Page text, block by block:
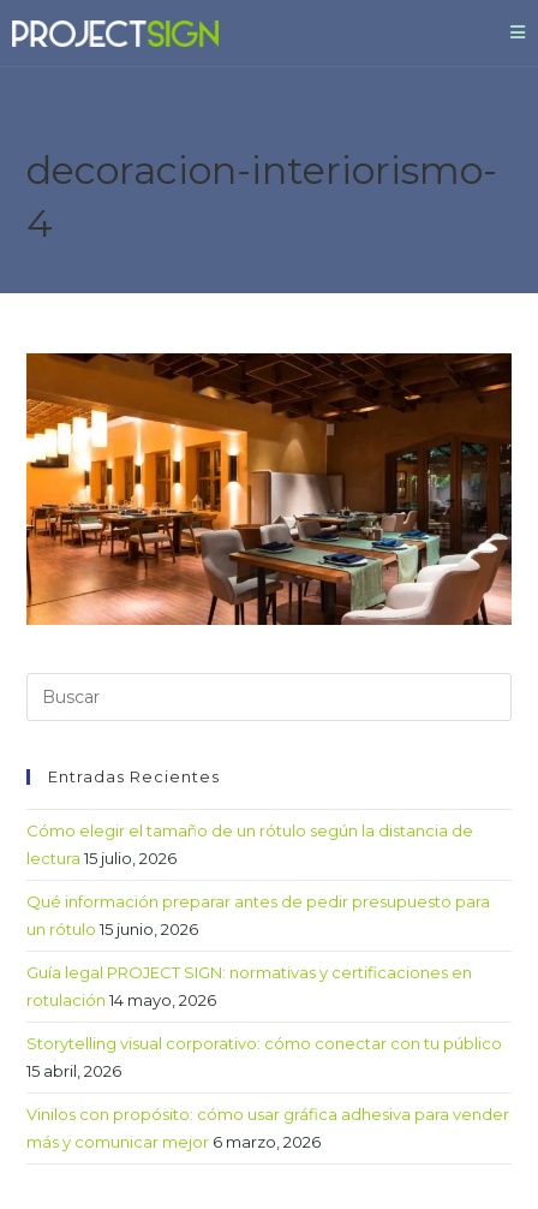
decoracion-interiorismo-
4
Entradas Recientes
Cómo elegir el tamaño de un rótulo según la distancia de
lectura 15 julio, 2026
Qué información preparar antes de pedir presupuesto para
un rótulo 15 junio, 2026
Guía legal PROJECT SIGN: normativas y certificaciones en
rotulación 14 mayo, 2026
Storytelling visual corporativo: cómo conectar con tu público
15 abril, 2026
Vinilos con propósito: cómo usar gráfica adhesiva para vender
más y comunicar mejor 6 marzo, 2026